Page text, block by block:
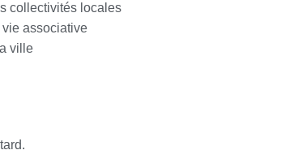
collectivités locales
vie associative
ville